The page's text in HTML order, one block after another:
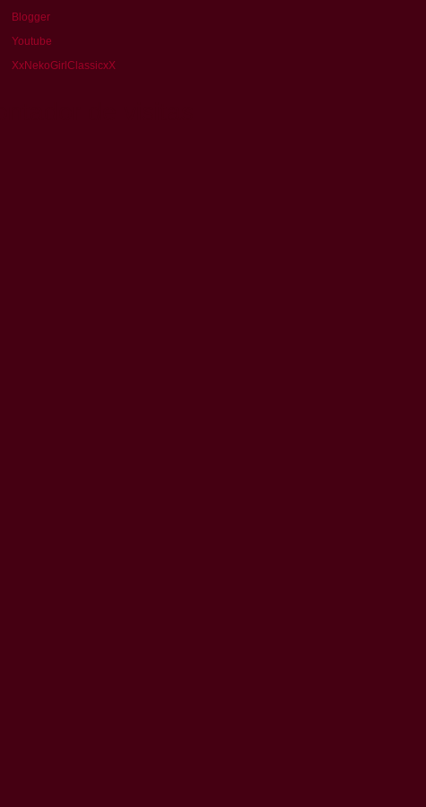
Blogger
Youtube
XxNekoGirlClassicxX